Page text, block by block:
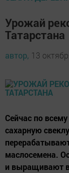
Урожай
Татарстана
автор, 13
Сейчас по
сахарную
маслосемена.
и выращивают